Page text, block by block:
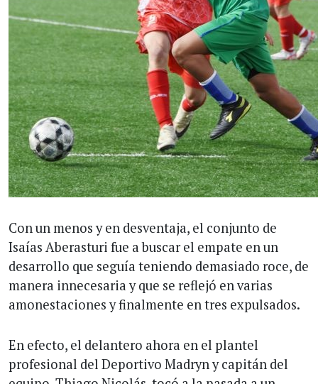
Con un menos y en desventaja, el conjunto de
Isaías Aberasturi fue a buscar el empate en un
desarrollo que seguía teniendo demasiado roce, de
manera innecesaria y que se reflejó en varias
amonestaciones y finalmente en tres expulsados.
En efecto, el delantero ahora en el plantel
profesional del Deportivo Madryn y capitán del